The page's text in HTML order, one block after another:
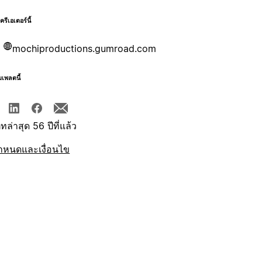
รีเอเตอร์นี้
mochiproductions.gumroad.com
เพลตนี้
ทล่าสุด 56 ปีที่แล้ว
นดและเงื่อนไข